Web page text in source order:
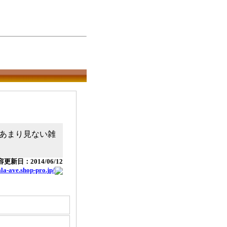
まり見ない雑
更新日：2014/06/12
ave.shop-pro.jp/